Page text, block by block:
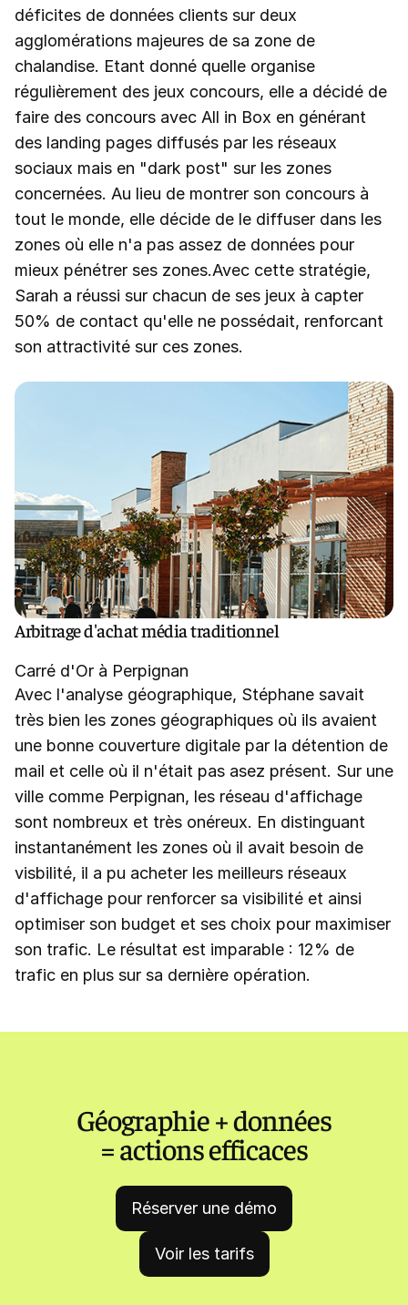
déficites de données clients sur deux
agglomérations majeures de sa zone de
chalandise. Etant donné quelle organise
régulièrement des jeux concours, elle a décidé de
faire des concours avec All in Box en générant
des landing pages diffusés par les réseaux
sociaux mais en "dark post" sur les zones
concernées. Au lieu de montrer son concours à
tout le monde, elle décide de le diffuser dans les
zones où elle n'a pas assez de données pour
mieux pénétrer ses zones.Avec cette stratégie,
Sarah a réussi sur chacun de ses jeux à capter
50% de contact qu'elle ne possédait, renforcant
son attractivité sur ces zones.
Arbitrage d'achat média traditionnel
Carré d'Or à Perpignan
Avec l'analyse géographique, Stéphane savait
très bien les zones géographiques où ils avaient
une bonne couverture digitale par la détention de
mail et celle où il n'était pas asez présent. Sur une
ville comme Perpignan, les réseau d'affichage
sont nombreux et très onéreux. En distinguant
instantanément les zones où il avait besoin de
visbilité, il a pu acheter les meilleurs réseaux
d'affichage pour renforcer sa visibilité et ainsi
optimiser son budget et ses choix pour maximiser
son trafic. Le résultat est imparable : 12% de
trafic en plus sur sa dernière opération.
Géographie + données
= actions efficaces
Réserver une démo
Voir les tarifs